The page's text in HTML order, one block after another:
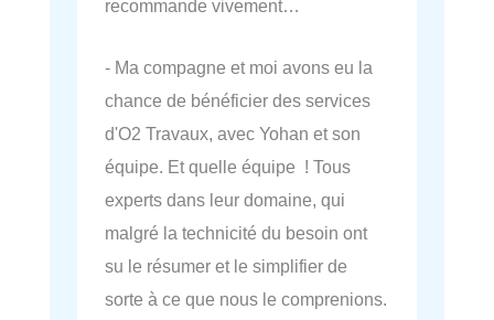
recommande vivement…
- Ma compagne et moi avons eu la
chance de bénéficier des services
d'O2 Travaux, avec Yohan et son
équipe. Et quelle équipe ! Tous
experts dans leur domaine, qui
malgré la technicité du besoin ont
su le résumer et le simplifier de
sorte à ce que nous le comprenions.